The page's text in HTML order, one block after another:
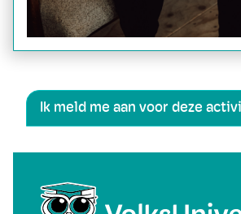
Ik meld me aan voor deze